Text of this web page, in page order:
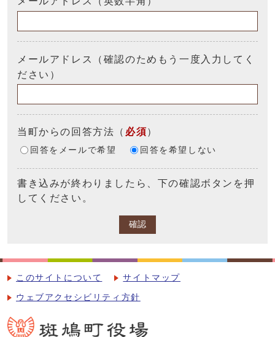
メールアドレス（確認のためもう一度入力してく
ださい）
当町からの回答方法 （ 必須）
回答をメールで希望 回答を希望しない
書き込みが終わりましたら、下の確認ボタンを押
してください。
確認
このサイトについて サイトマップ
ウェブアクセシビリティ方針